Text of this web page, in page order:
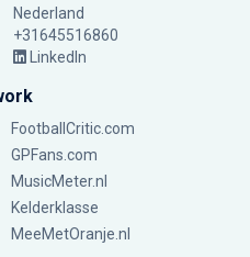
Nederland
+31645516860
LinkedIn
FootballCritic.com
GPFans.com
MusicMeter.nl
Kelderklasse
MeeMetOranje.nl